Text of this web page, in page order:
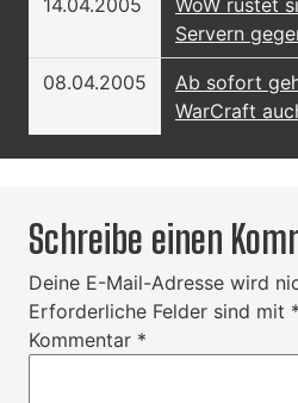
Servern
08.04.2005
Ab sofort
WarCraft
Schreibe einen
Deine E-Mail-Adresse wird
Erforderliche Felder sind mit *
Kommentar *